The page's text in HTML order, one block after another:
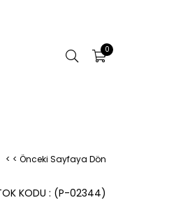
0
< < Önceki Sayfaya Dön
(P-02344)
KODU